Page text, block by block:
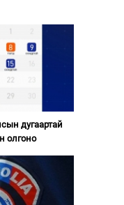
дугаартай
олгоно